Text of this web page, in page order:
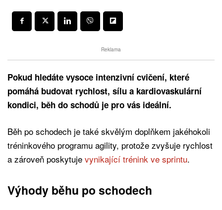
Reklama
Pokud hledáte vysoce intenzivní cvičení, které
pomáhá budovat rychlost, sílu a kardiovaskulární
kondici, běh do schodů je pro vás ideální.
Běh po schodech je také skvělým doplňkem jakéhokoli
tréninkového programu agility, protože zvyšuje rychlost
a zároveň poskytuje vynikající trénink ve sprintu.
Výhody běhu po schodech